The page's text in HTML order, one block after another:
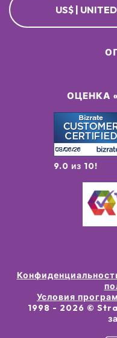
US$ |
ОЦЕНКА
9.0 из 10!
Условия
1998 - 2026 ©